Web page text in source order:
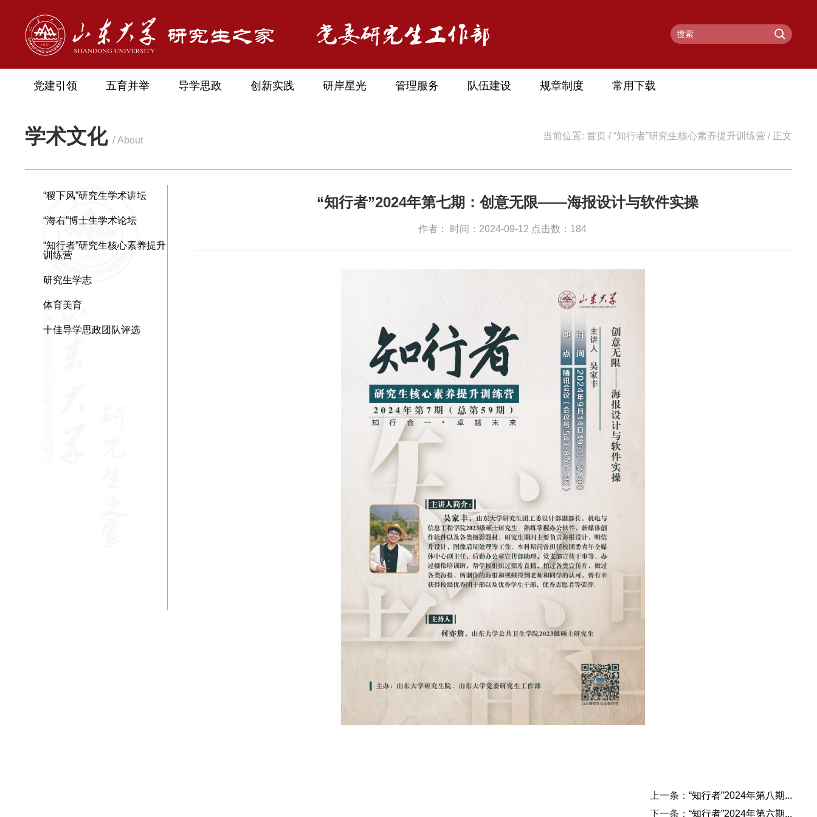
党建引领 五育并举 导学思政 创新实践 研岸星光 管理服务 队伍建设 规章制度 常用下载
学术文化 / About 当前位置: 首页 /“知行者”研究生核心素养提升训练营 / 正文
“稷下风”研究生学术讲坛
“海右”博士生学术论坛
“知行者”研究生核心素养提升
训练营
研究生学志
体育美育
十佳导学思政团队评选
“知行者”2024年第七期：创意无限——海报设计与软件实操
作者： 时间：2024-09-12 点击数： 184
上一条： “知行者”2024年第八期...
下一条： “知行者”2024年第六期...